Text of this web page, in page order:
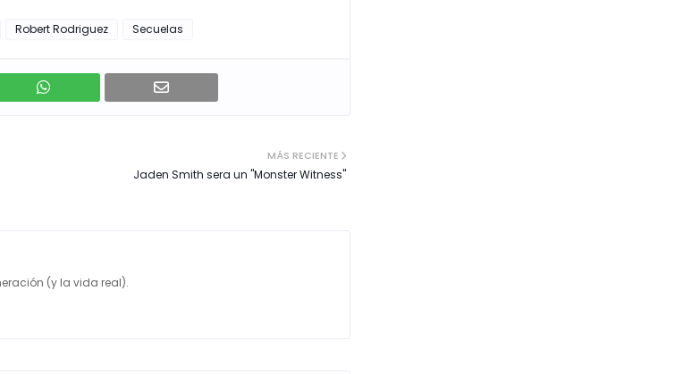
Robert Rodriguez Secuelas
MÁS RECIENTE
Jaden Smith sera un "Monster Witness"
(y la vida real).